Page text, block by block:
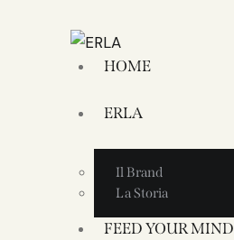
HOME
ERLA
Il Brand
La Storia
FEED YOUR MIND